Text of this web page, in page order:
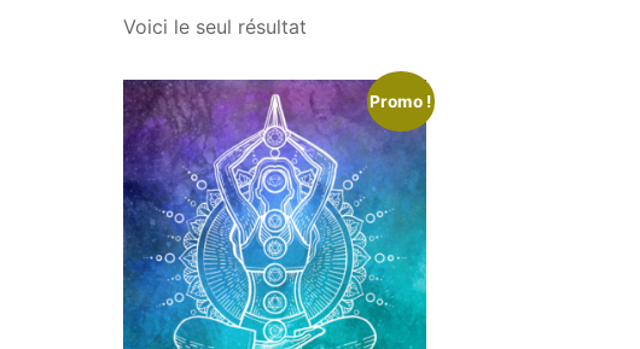
Voici le seul résultat
Promo !